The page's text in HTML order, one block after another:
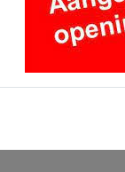
* Optioneel
In combinatie
specifieke